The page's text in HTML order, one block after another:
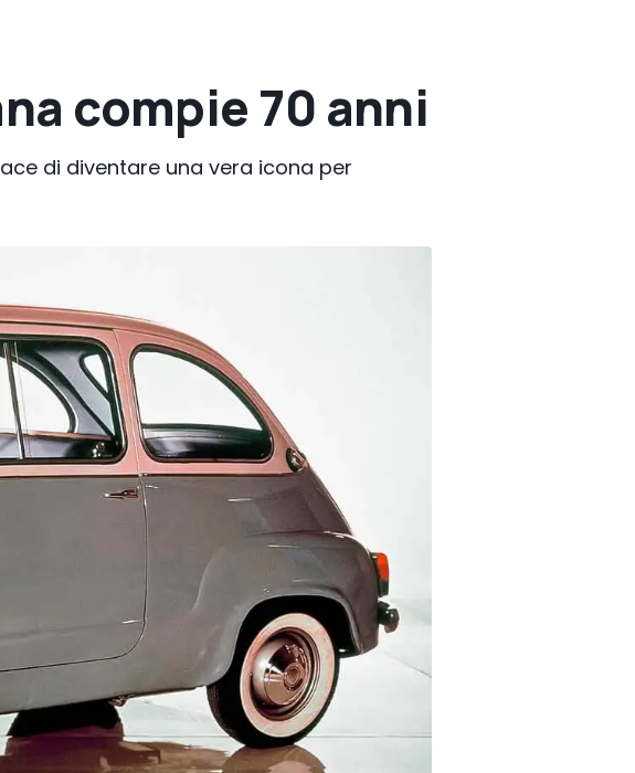
compie 70 anni
di diventare una vera icona per